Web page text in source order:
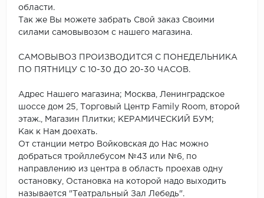
области.
Так же Вы можете забрать Свой заказ Своими
силами самовывозом с нашего магазина.
САМОВЫВОЗ ПРОИЗВОДИТСЯ С ПОНЕДЕЛЬНИКА
ПО ПЯТНИЦУ С 10-30 ДО 20-30 ЧАСОВ.
Адрес Нашего магазина; Москва, Ленинградское
шоссе дом 25, Торговый Центр Family Room, второй
этаж., Магазин Плитки; КЕРАМИЧЕСКИЙ БУМ;
Как к Нам доехать.
От станции метро Войковская до Нас можно
добраться тройллебусом №43 или №6, по
направлению из центра в область проехав одну
остановку, Остановка на которой надо выходить
называется "Театральный Зал Лебедь".